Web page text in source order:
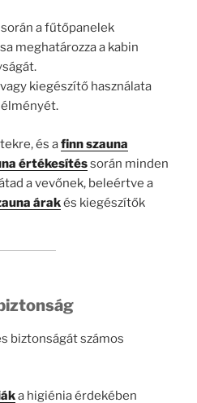
során a fűtőpanelek
meghatározza a kabin
kiegészítő használata
és afinn szauna
értékesítéssorán minden
a vevőnek, beleértve a
árakés kiegészítők
biztonságát számos
a higiénia érdekében